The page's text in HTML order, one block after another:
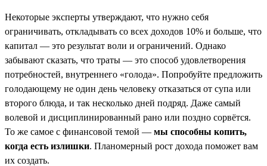
Некоторые эксперты утверждают, что нужно себя
ограничивать, откладывать со всех доходов 10% и больше, что
капитал — это результат воли и ограничений. Однако
забывают сказать, что траты — это способ удовлетворения
потребностей, внутреннего «голода». Попробуйте предложить
голодающему не один день человеку отказаться от супа или
второго блюда, и так несколько дней подряд. Даже самый
волевой и дисциплинированный рано или поздно сорвётся.
То же самое с финансовой темой — мы способны копить,
когда есть излишки. Планомерный рост дохода поможет вам
их создать.